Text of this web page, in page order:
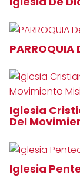
PARROQUIA
Iglesia
Del
Iglesia